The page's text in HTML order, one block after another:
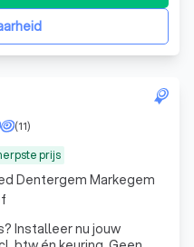
prijs
(11)
Dentergem Markegem